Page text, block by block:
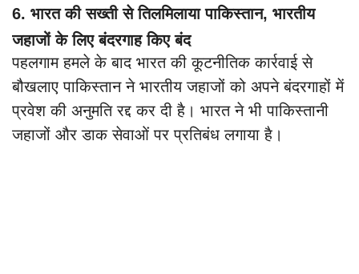
6. भारत की सख्ती से तिलमिलाया पाकिस्तान, भारतीय
जहाजों के लिए बंदरगाह किए बंद
पहलगाम हमले के बाद भारत की कूटनीतिक कार्रवाई से
बौखलाए पाकिस्तान ने भारतीय जहाजों को अपने बंदरगाहों में
प्रवेश की अनुमति रद्द कर दी है। भारत ने भी पाकिस्तानी
जहाजों और डाक सेवाओं पर प्रतिबंध लगाया है।